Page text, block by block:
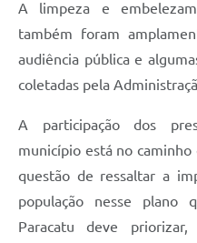
A limpeza e
também foram
audiência pública e
coletadas pela
A participação dos
município está no
questão de ressaltar a
população nesse plano
Paracatu deve